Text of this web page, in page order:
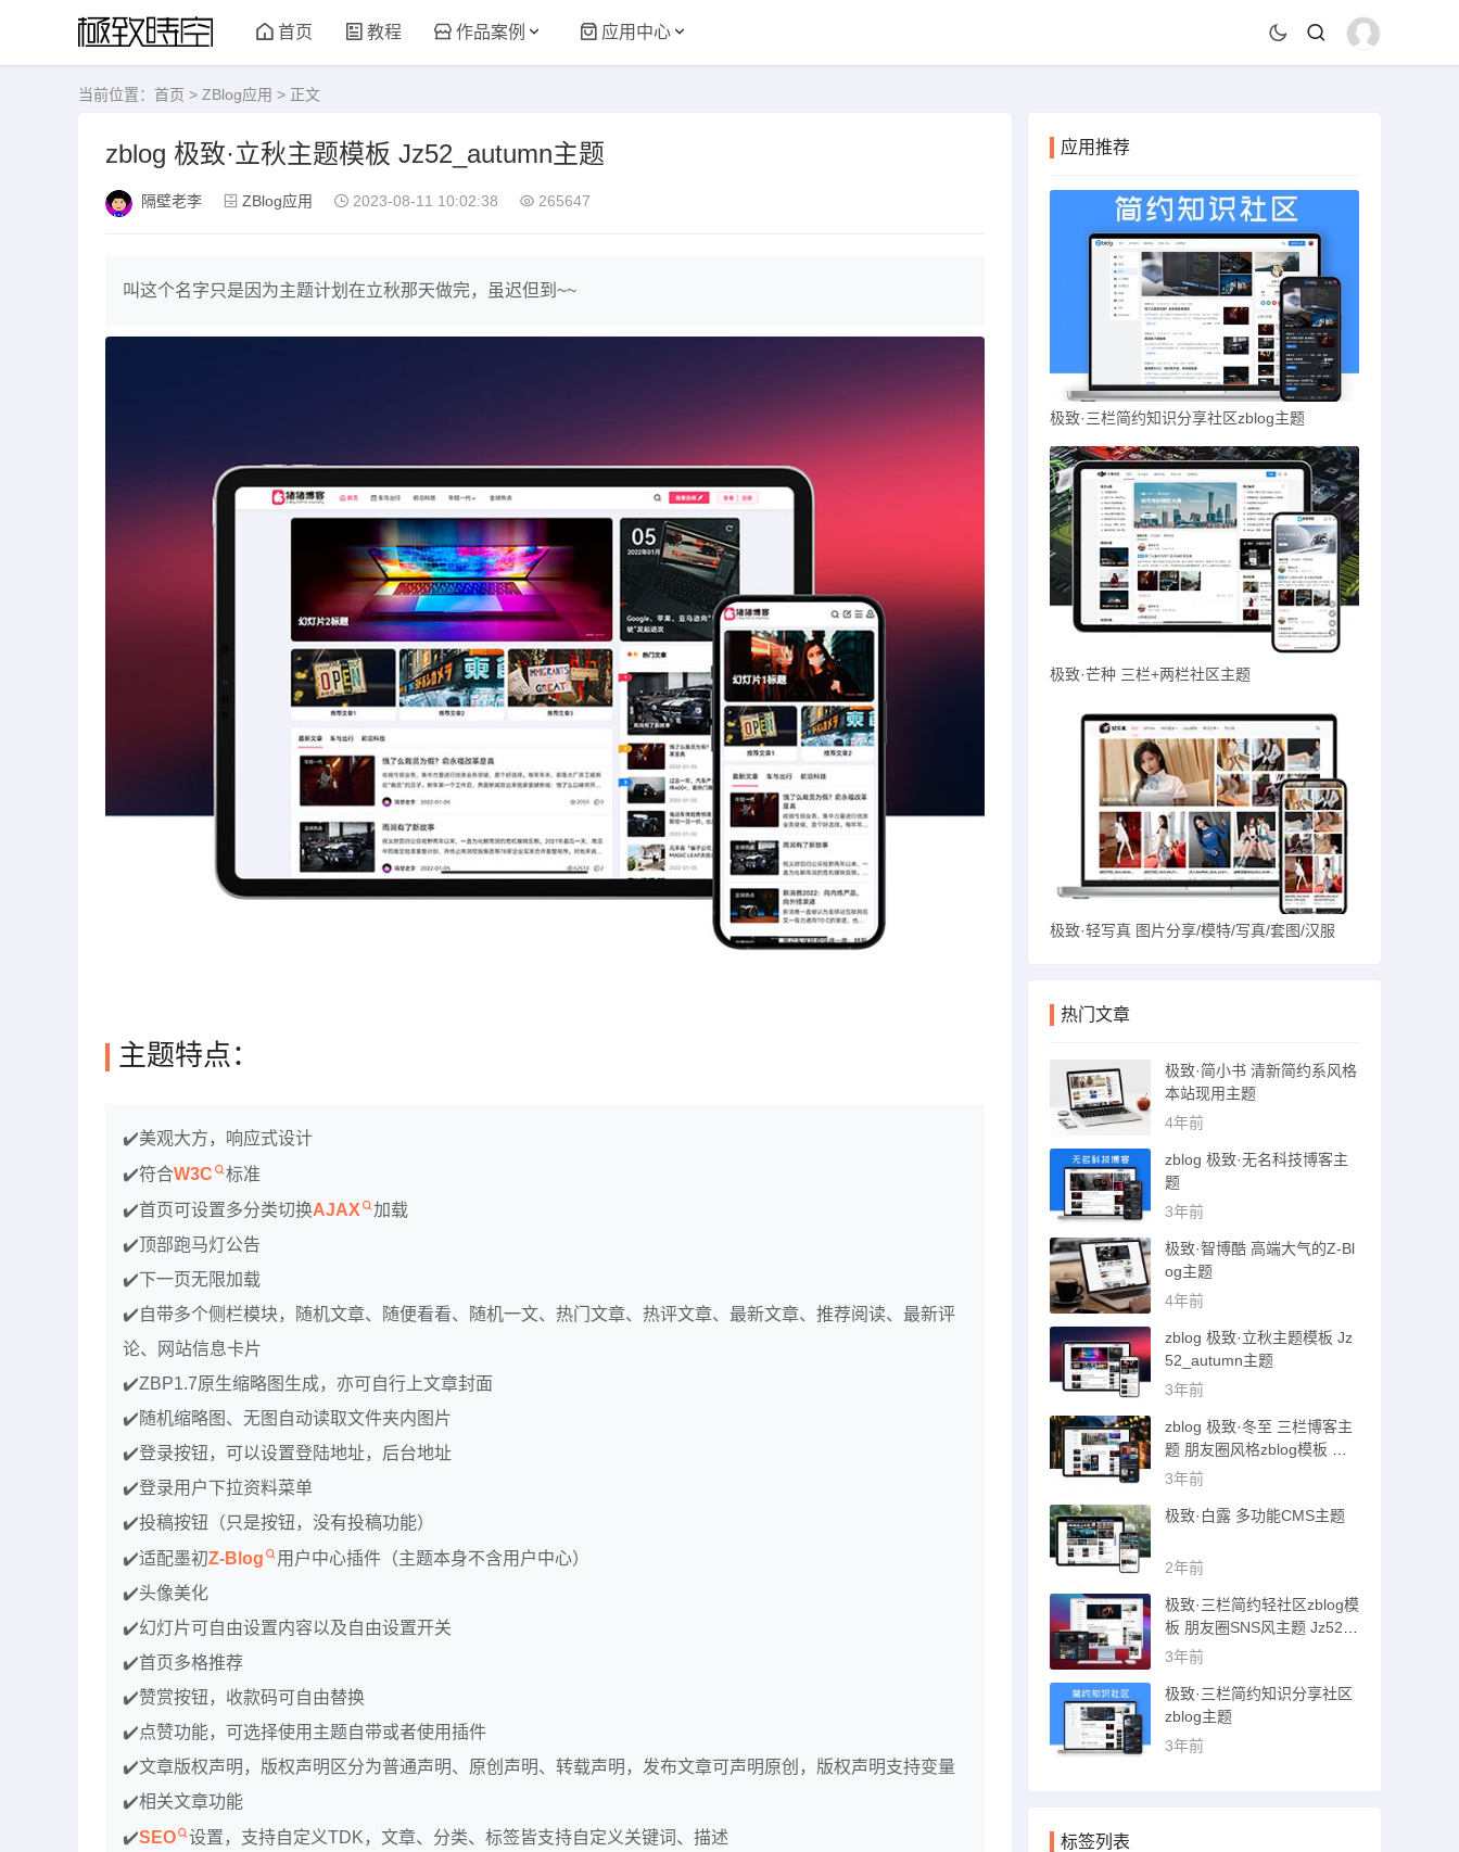
首页 教程 作品案例 应用中心
当前位置： 首页 > ZBlog应用 > 正文
zblog 极致·立秋主题模板 Jz52_autumn主题
隔壁老李 ZBlog应用 2023-08-11 10:02:38 265647
叫这个名字只是因为主题计划在立秋那天做完，虽迟但到~~
主题特点：
✔️美观大方，响应式设计
✔️符合W3C
标准
✔️首页可设置多分类切换AJAX
加载
✔️顶部跑马灯公告
✔️下一页无限加载
✔️自带多个侧栏模块，随机文章、随便看看、随机一文、热门文章、热评文章、最新文章、推荐阅读、最新评
论、网站信息卡片
✔️ZBP1.7原生缩略图生成，亦可自行上文章封面
✔️随机缩略图、无图自动读取文件夹内图片
✔️登录按钮，可以设置登陆地址，后台地址
✔️登录用户下拉资料菜单
✔️投稿按钮（只是按钮，没有投稿功能）
✔️适配墨初Z-Blog
用户中心插件（主题本身不含用户中心）
✔️头像美化
✔️幻灯片可自由设置内容以及自由设置开关
✔️首页多格推荐
✔️赞赏按钮，收款码可自由替换
✔️点赞功能，可选择使用主题自带或者使用插件
✔️文章版权声明，版权声明区分为普通声明、原创声明、转载声明，发布文章可声明原创，版权声明支持变量
✔️相关文章功能
✔️SEO
设置，支持自定义TDK，文章、分类、标签皆支持自定义关键词、描述
应用推荐
极致·三栏简约知识分享社区zblog主题
极致·芒种 三栏+两栏社区主题
极致·轻写真 图片分享/模特/写真/套图/汉服
热门文章
极致·简小书 清新简约系风格
本站现用主题
4年前
zblog 极致·无名科技博客主
题
3年前
极致·智博酷 高端大气的Z-Bl
og主题
4年前
zblog 极致·立秋主题模板 Jz
52_autumn主题
3年前
zblog 极致·冬至 三栏博客主
题 朋友圈风格zblog模板 猪
猪博客主题
3年前
极致·白露 多功能CMS主题
2年前
极致·三栏简约轻社区zblog模
板 朋友圈SNS风主题 Jz52_t
sc主题
3年前
极致·三栏简约知识分享社区
zblog主题
3年前
标签列表